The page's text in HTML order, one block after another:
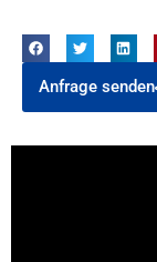
Anfrage senden